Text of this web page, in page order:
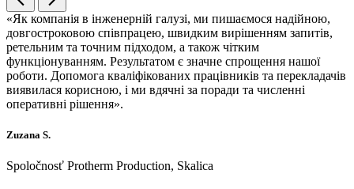
«Як компанія в інженерній галузі, ми пишаємося надійною,
довгостроковою співпрацею, швидким вирішенням запитів,
ретельним та точним підходом, а також чітким
функціонуванням. Результатом є значне спрощення нашої
роботи. Допомога кваліфікованих працівників та перекладачів
виявилася корисною, і ми вдячні за поради та численні
оперативні рішення».
Zuzana S.
Spoločnosť Protherm Production, Skalica